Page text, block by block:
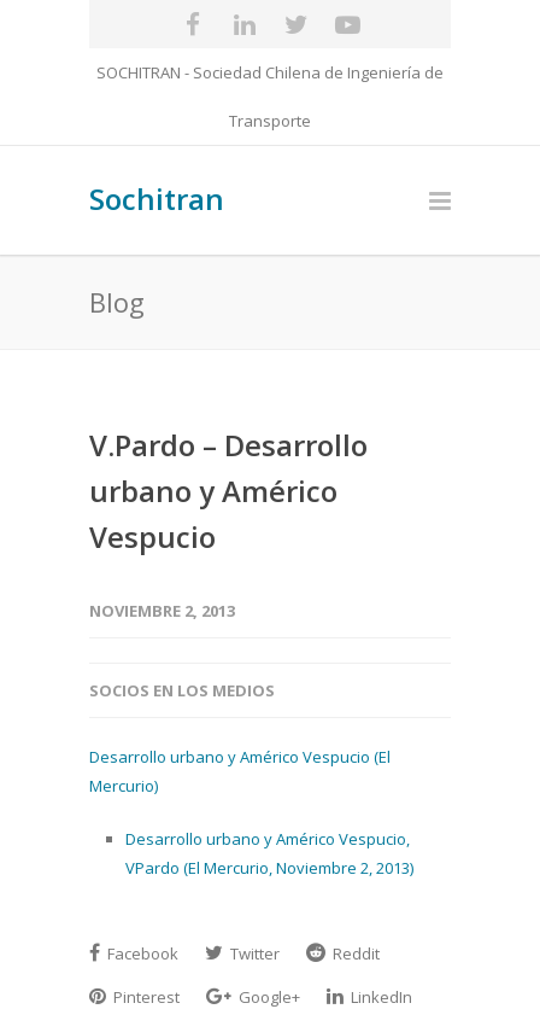
SOCHITRAN - Sociedad Chilena de Ingeniería de
Transporte
Sochitran
Blog
V.Pardo – Desarrollo
urbano y Américo
Vespucio
NOVIEMBRE 2, 2013
SOCIOS EN LOS MEDIOS
Desarrollo urbano y Américo Vespucio (El
Mercurio)
Desarrollo urbano y Américo Vespucio,
VPardo (El Mercurio, Noviembre 2, 2013)
Facebook Twitter
Reddit
Pinterest
Google+
LinkedIn